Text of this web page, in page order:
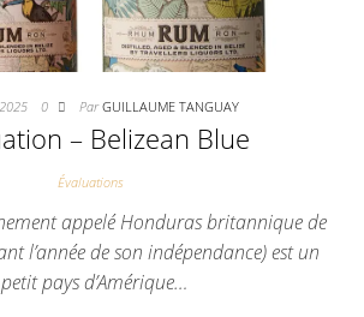
0 ParGUILLAUME TANGUAY
– Belizean Blue
Évaluations
appelé Honduras britannique de
l’année de son indépendance) est un
petit pays d’Amérique…